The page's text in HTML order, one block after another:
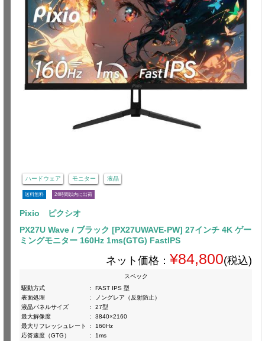
ハードウェア モニター 液晶
送料無料 24時間以内に出荷
Pixio ピクシオ
PX27U Wave / ブラック [PX27UWAVE-PW] 27インチ 4K ゲー
ミングモニター 160Hz 1ms(GTG) FastIPS
ネット価格： ¥84,800(税込)
スペック
駆動方式
:
FAST IPS 型
表面処理
:
ノングレア（反射防止）
液晶パネルサイズ
:
27型
最大解像度
:
3840×2160
最大リフレッシュレート
:
160Hz
応答速度（GTG）
: 1ms